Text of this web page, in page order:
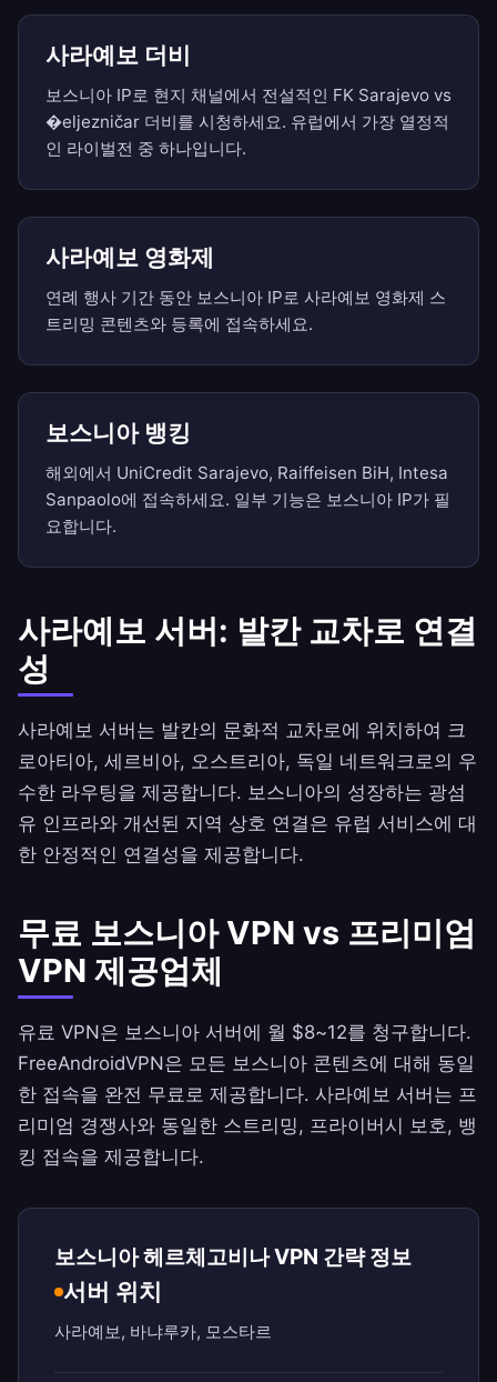
사라예보 더비
보스니아 IP로 현지 채널에서 전설적인 FK Sarajevo vs
�eljezničar 더비를 시청하세요. 유럽에서 가장 열정적
인 라이벌전 중 하나입니다.
사라예보 영화제
연례 행사 기간 동안 보스니아 IP로 사라예보 영화제 스
트리밍 콘텐츠와 등록에 접속하세요.
보스니아 뱅킹
해외에서 UniCredit Sarajevo, Raiffeisen BiH, Intesa
Sanpaolo에 접속하세요. 일부 기능은 보스니아 IP가 필
요합니다.
사라예보 서버: 발칸 교차로 연결
성
사라예보 서버는 발칸의 문화적 교차로에 위치하여 크
로아티아, 세르비아, 오스트리아, 독일 네트워크로의 우
수한 라우팅을 제공합니다. 보스니아의 성장하는 광섬
유 인프라와 개선된 지역 상호 연결은 유럽 서비스에 대
한 안정적인 연결성을 제공합니다.
무료 보스니아 VPN vs 프리미엄
VPN 제공업체
유료 VPN은 보스니아 서버에 월 $8~12를 청구합니다.
FreeAndroidVPN은 모든 보스니아 콘텐츠에 대해 동일
한 접속을 완전 무료로 제공합니다. 사라예보 서버는 프
리미엄 경쟁사와 동일한 스트리밍, 프라이버시 보호, 뱅
킹 접속을 제공합니다.
보스니아 헤르체고비나 VPN 간략 정보
서버 위치
사라예보, 바냐루카, 모스타르